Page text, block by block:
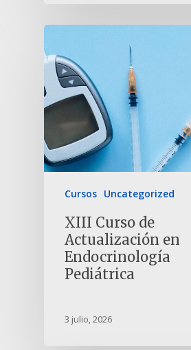
Cursos Uncategorized
XIII Curso de
Actualización en
Endocrinología
Pediátrica
3 julio, 2026